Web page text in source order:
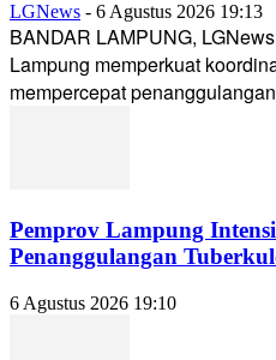
LGNews - 6 Agustus 2026 19:13
BANDAR LAMPUNG,
Lampung memperkuat
mempercepat
Pemprov Lampung
Penanggulangan
6 Agustus 2026 19:10